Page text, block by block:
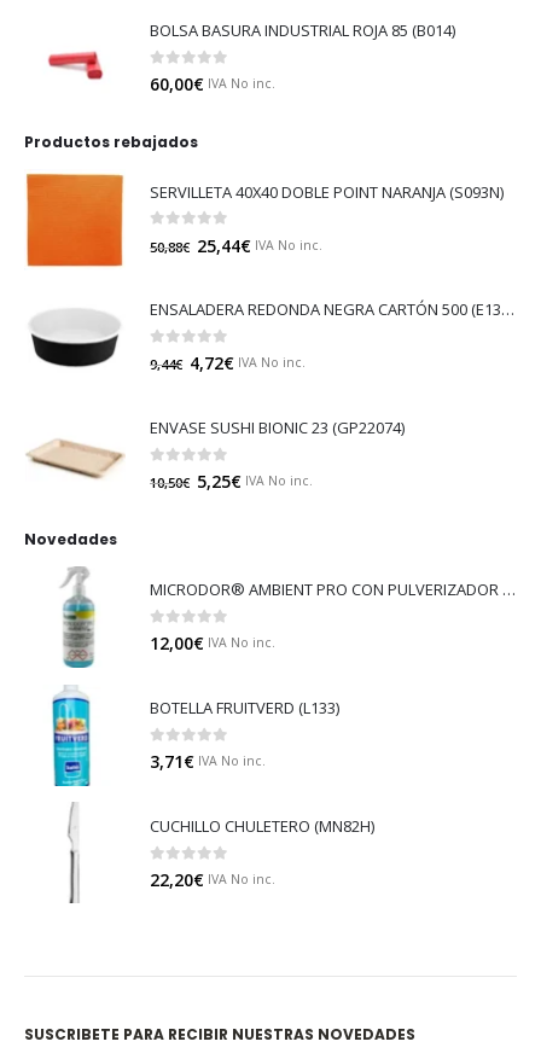
BOLSA BASURA INDUSTRIAL ROJA 85 (B014)
0out of 5
60,00€ IVA No inc.
Productos rebajados
SERVILLETA 40X40 DOBLE POINT NARANJA (S093N)
out of 5
50,88€ 25,44€ IVA No inc.
ENSALADERA REDONDA NEGRA CARTÓN 500 (E130N)
out of 5
9,44€ 4,72€ IVA No inc.
ENVASE SUSHI BIONIC 23 (GP22074)
out of 5
10,50€ 5,25€ IVA No inc.
Novedades
MICRODOR® AMBIENT PRO CON PULVERIZADOR (LB08)
0 out of 5
12,00€ IVA No inc.
BOTELLA FRUITVERD (L133)
0out of 5
3,71€ IVA No inc.
CUCHILLO CHULETERO (MN82H)
0out of 5
22,20€ IVA No inc.
SUSCRIBETE PARA RECIBIR NUESTRAS NOVEDADES